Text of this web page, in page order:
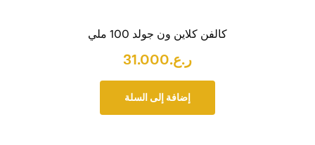
كالفن كلاين ون جولد 100 ملي
ر.ع.31.000
إضافة إلى السلة